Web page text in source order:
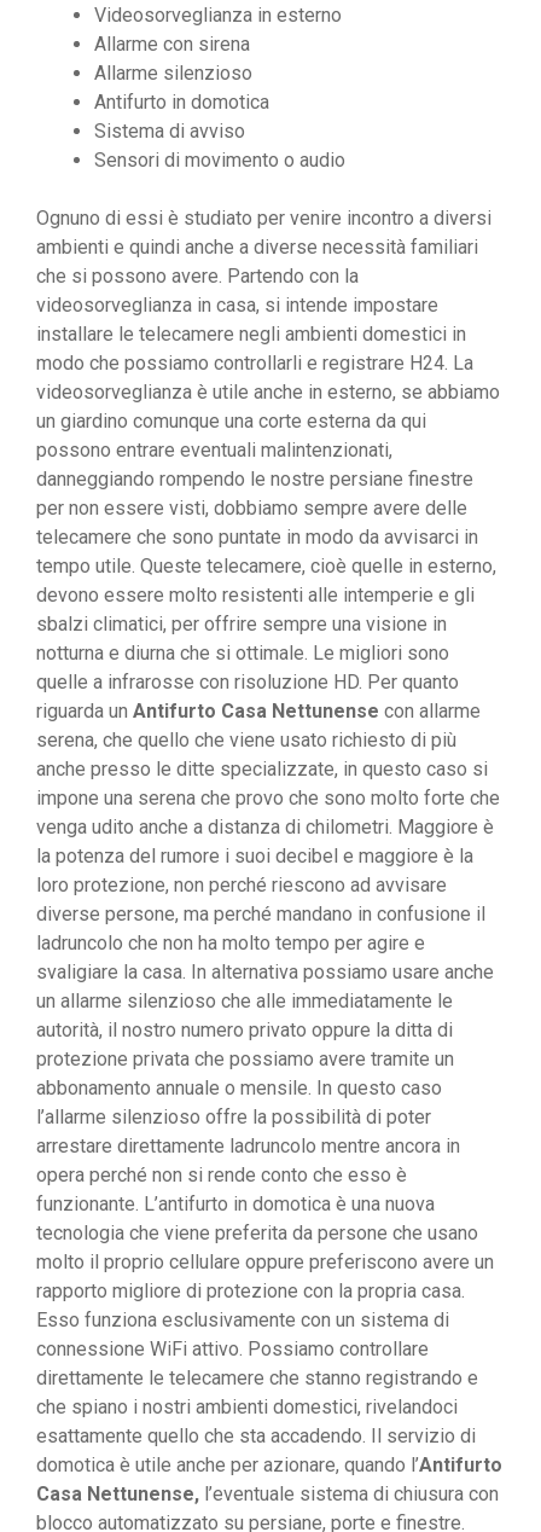
Videosorveglianza in esterno
Allarme con sirena
Allarme silenzioso
Antifurto in domotica
Sistema di avviso
Sensori di movimento o audio
Ognuno di essi è studiato per venire incontro a diversi
ambienti e quindi anche a diverse necessità familiari
che si possono avere. Partendo con la
videosorveglianza in casa, si intende impostare
installare le telecamere negli ambienti domestici in
modo che possiamo controllarli e registrare H24. La
videosorveglianza è utile anche in esterno, se abbiamo
un giardino comunque una corte esterna da qui
possono entrare eventuali malintenzionati,
danneggiando rompendo le nostre persiane finestre
per non essere visti, dobbiamo sempre avere delle
telecamere che sono puntate in modo da avvisarci in
tempo utile. Queste telecamere, cioè quelle in esterno,
devono essere molto resistenti alle intemperie e gli
sbalzi climatici, per offrire sempre una visione in
notturna e diurna che si ottimale. Le migliori sono
quelle a infrarosse con risoluzione HD. Per quanto
riguarda un Antifurto Casa Nettunense con allarme
serena, che quello che viene usato richiesto di più
anche presso le ditte specializzate, in questo caso si
impone una serena che provo che sono molto forte che
venga udito anche a distanza di chilometri. Maggiore è
la potenza del rumore i suoi decibel e maggiore è la
loro protezione, non perché riescono ad avvisare
diverse persone, ma perché mandano in confusione il
ladruncolo che non ha molto tempo per agire e
svaligiare la casa. In alternativa possiamo usare anche
un allarme silenzioso che alle immediatamente le
autorità, il nostro numero privato oppure la ditta di
protezione privata che possiamo avere tramite un
abbonamento annuale o mensile. In questo caso
l’allarme silenzioso offre la possibilità di poter
arrestare direttamente ladruncolo mentre ancora in
opera perché non si rende conto che esso è
funzionante. L’antifurto in domotica è una nuova
tecnologia che viene preferita da persone che usano
molto il proprio cellulare oppure preferiscono avere un
rapporto migliore di protezione con la propria casa.
Esso funziona esclusivamente con un sistema di
connessione WiFi attivo. Possiamo controllare
direttamente le telecamere che stanno registrando e
che spiano i nostri ambienti domestici, rivelandoci
esattamente quello che sta accadendo. Il servizio di
domotica è utile anche per azionare, quando l’Antifurto
Casa Nettunense, l’eventuale sistema di chiusura con
blocco automatizzato su persiane, porte e finestre.